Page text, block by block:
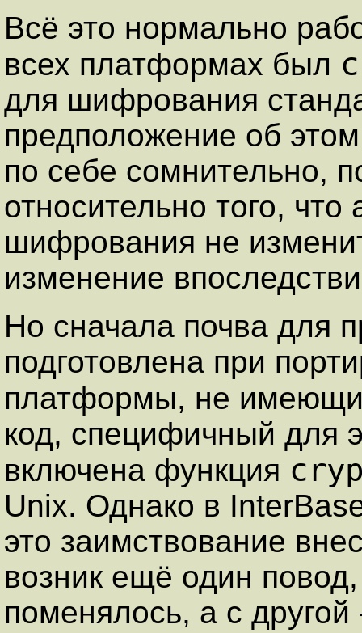
Всё это нормально
всех платформах был
для шифрования
предположение об
по себе сомнительно,
относительно того,
шифрования не
изменение
Но сначала почва для
подготовлена при
платформы, не
код, специфичный для
включена функция
Unix. Однако в
это заимствование
возник ещё один
поменялось, а с другой